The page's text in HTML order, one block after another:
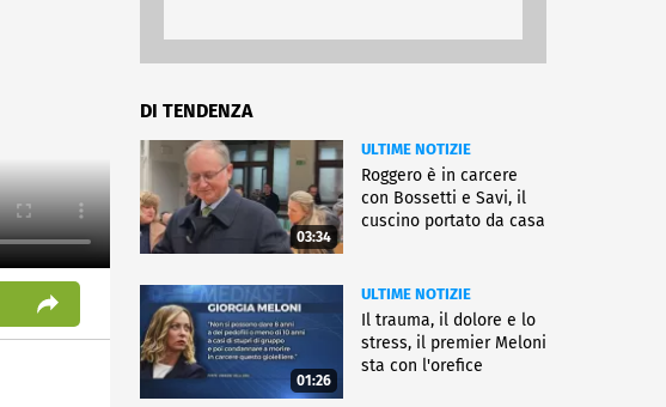
DI TENDENZA
03:34
ULTIME NOTIZIE
Roggero è in carcere
con Bossetti e Savi, il
cuscino portato da casa
01:26
ULTIME NOTIZIE
Il trauma, il dolore e lo
stress, il premier Meloni
sta con l'orefice